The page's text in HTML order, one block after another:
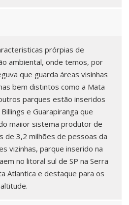
prórpias de
ambiental, onde temos, por
que guarda áreas visinhas
bem distintos como a Mata
parques estão inseridos
e Guarapiranga que
maiior sistema produtor de
de 3,2 milhões de pessoas da
vizinhas, parque inserido na
no litoral sul de SP na Serra
Atlantica e destaque para os